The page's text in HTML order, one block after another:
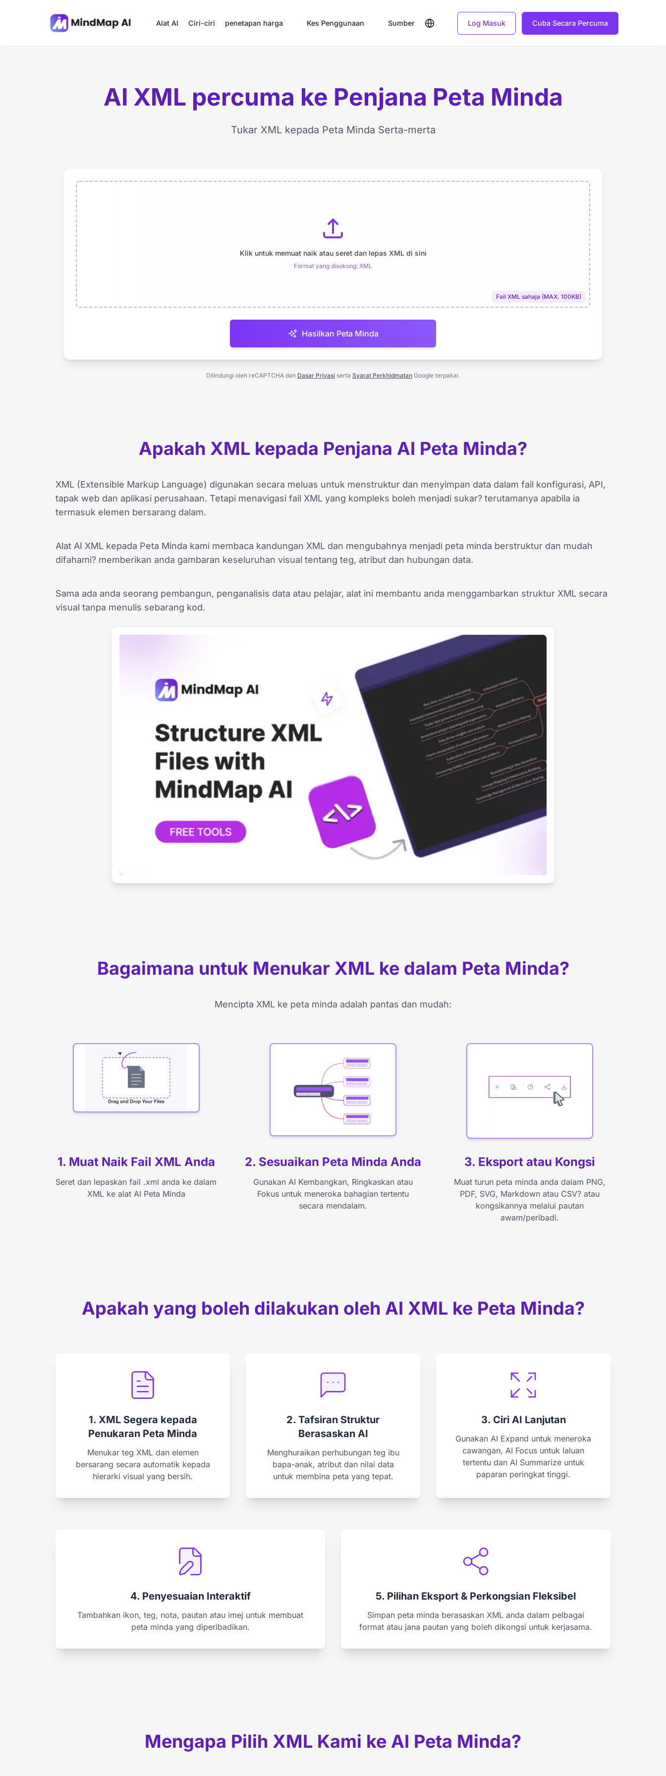
Alat AI Ciri-ciri penetapan harga Kes Penggunaan Sumber Log Masuk Cuba Secara Percuma
AI XML percuma ke Penjana Peta Minda
Tukar XML kepada Peta Minda Serta-merta
Klik untuk memuat naik atau seret dan lepas XML di sini
Format yang disokong: XML
Fail XML sahaja (MAX. 100KB)
Hasilkan Peta Minda
Dilindungi oleh reCAPTCHA dan Dasar Privasi serta Syarat Perkhidmatan Google terpakai.
Apakah XML kepada Penjana AI Peta Minda?
XML (Extensible Markup Language) digunakan secara meluas untuk menstruktur dan menyimpan data dalam fail konfigurasi, API,
tapak web dan aplikasi perusahaan. Tetapi menavigasi fail XML yang kompleks boleh menjadi sukar? terutamanya apabila ia
termasuk elemen bersarang dalam.
Alat AI XML kepada Peta Minda kami membaca kandungan XML dan mengubahnya menjadi peta minda berstruktur dan mudah
difahami? memberikan anda gambaran keseluruhan visual tentang teg, atribut dan hubungan data.
Sama ada anda seorang pembangun, penganalisis data atau pelajar, alat ini membantu anda menggambarkan struktur XML secara
visual tanpa menulis sebarang kod.
Bagaimana untuk Menukar XML ke dalam Peta Minda?
Mencipta XML ke peta minda adalah pantas dan mudah:
1. Muat Naik Fail XML Anda
Seret dan lepaskan fail .xml anda ke dalam
XML ke alat AI Peta Minda
2. Sesuaikan Peta Minda Anda
Gunakan AI Kembangkan, Ringkaskan atau
Fokus untuk meneroka bahagian tertentu
secara mendalam.
3. Eksport atau Kongsi
Muat turun peta minda anda dalam PNG,
PDF, SVG, Markdown atau CSV? atau
kongsikannya melalui pautan
awam/peribadi.
Apakah yang boleh dilakukan oleh AI XML ke Peta Minda?
1. XML Segera kepada
Penukaran Peta Minda
Menukar teg XML dan elemen
bersarang secara automatik kepada
hierarki visual yang bersih.
2. Tafsiran Struktur
Berasaskan AI
Menghuraikan perhubungan teg ibu
bapa-anak, atribut dan nilai data
untuk membina peta yang tepat.
3. Ciri AI Lanjutan
Gunakan AI Expand untuk meneroka
cawangan, AI Focus untuk laluan
tertentu dan AI Summarize untuk
paparan peringkat tinggi.
4. Penyesuaian Interaktif
Tambahkan ikon, teg, nota, pautan atau imej untuk membuat
peta minda yang diperibadikan.
5. Pilihan Eksport & Perkongsian Fleksibel
Simpan peta minda berasaskan XML anda dalam pelbagai
format atau jana pautan yang boleh dikongsi untuk kerjasama.
Mengapa Pilih XML Kami ke AI Peta Minda?